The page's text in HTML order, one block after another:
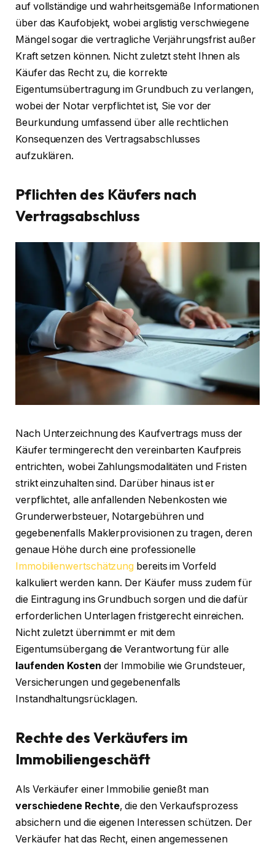
auf vollständige und wahrheitsgemäße Informationen
über das Kaufobjekt, wobei arglistig verschwiegene
Mängel sogar die vertragliche Verjährungsfrist außer
Kraft setzen können. Nicht zuletzt steht Ihnen als
Käufer das Recht zu, die korrekte
Eigentumsübertragung im Grundbuch zu verlangen,
wobei der Notar verpflichtet ist, Sie vor der
Beurkundung umfassend über alle rechtlichen
Konsequenzen des Vertragsabschlusses
aufzuklären.
Pflichten des Käufers nach
Vertragsabschluss
Nach Unterzeichnung des Kaufvertrags muss der
Käufer termingerecht den vereinbarten Kaufpreis
entrichten, wobei Zahlungsmodalitäten und Fristen
strikt einzuhalten sind. Darüber hinaus ist er
verpflichtet, alle anfallenden Nebenkosten wie
Grunderwerbsteuer, Notargebühren und
gegebenenfalls Maklerprovisionen zu tragen, deren
genaue Höhe durch eine professionelle
Immobilienwertschätzung bereits im Vorfeld
kalkuliert werden kann. Der Käufer muss zudem für
die Eintragung ins Grundbuch sorgen und die dafür
erforderlichen Unterlagen fristgerecht einreichen.
Nicht zuletzt übernimmt er mit dem
Eigentumsübergang die Verantwortung für alle
laufenden Kosten der Immobilie wie Grundsteuer,
Versicherungen und gegebenenfalls
Instandhaltungsrücklagen.
Rechte des Verkäufers im
Immobiliengeschäft
Als Verkäufer einer Immobilie genießt man
verschiedene Rechte, die den Verkaufsprozess
absichern und die eigenen Interessen schützen. Der
Verkäufer hat das Recht, einen angemessenen